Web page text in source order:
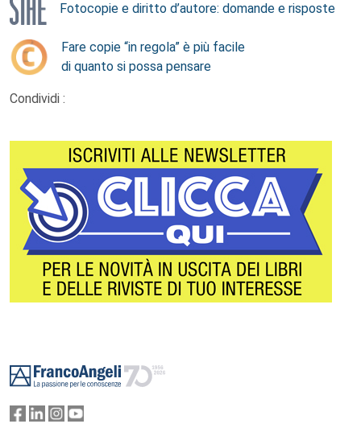
Fotocopie e diritto d’autore: domande e risposte
Fare copie “in regola” è più facile
di quanto si possa pensare
Condividi :